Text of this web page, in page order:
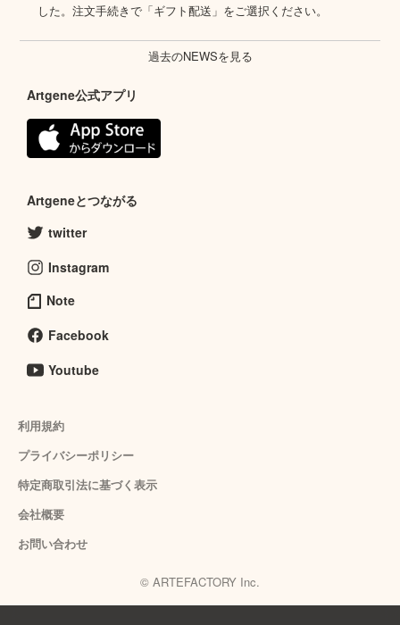
した。注文手続きで「ギフト配送」をご選択ください。
過去のNEWSを見る
Artgene公式アプリ
Artgeneとつながる
twitter
Instagram
Note
Facebook
Youtube
利用規約
プライバシーポリシー
特定商取引法に基づく表示
会社概要
お問い合わせ
© ARTEFACTORY Inc.